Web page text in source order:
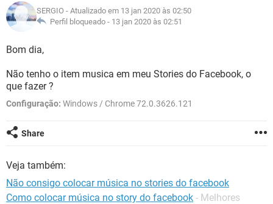
GUIA DE COMPRAS
OUTLOOK EXCEL
INSTAGRAM
GUIA DE COMPRAS
CELULAR FACEBOOK
GUIA DE COMPRAS
GLOSSÁRIO
JOGOS
CELULAR
OUTLOOK EXCEL
INSTAGRAM
SERGIO - Atualizado em 13 jan 2020 às 02:50
Perfil bloqueado - 13 jan 2020 às 02:51
Bom dia,
Não tenho o item musica em meu Stories do Facebook, o
que fazer ?
Configuração: Windows / Chrome 72.0.3626.121
Share
Veja também:
Não consigo colocar música no stories do facebook
Como colocar música no story do facebook - Melhores